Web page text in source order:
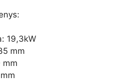
19,3kW
mm
mm